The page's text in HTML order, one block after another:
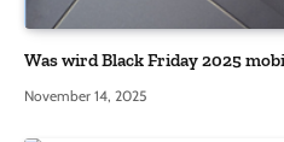
Was wird Black Friday 2025
November 14, 2025